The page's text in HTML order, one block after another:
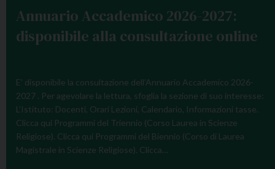
Annuario Accademico 2026-2027:
disponibile alla consultazione online
E’ disponibile la consultazione dell’Annuario Accademico 2026-
2027 . Per agevolare la lettura, sfoglia la sezione di suo interesse:
L’Istituto: Docenti, Orari Lezioni, Calendario, Informazioni tasse.
Clicca qui Programmi del Triennio (Corso Laurea in Scienze
Religiose). Clicca qui Programmi del Biennio (Corso di Laurea
Magistrale in Scienze Religiose). Clicca…